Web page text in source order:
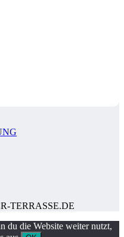
TERRASSE.DE
du die Website weiter nutzt,